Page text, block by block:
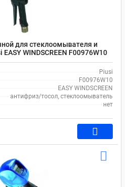
для стеклоомывателя и
WINDSCREEN F00976W10
Piusi
F00976W10
EASY WINDSCREEN
антифриз/тосол, стеклоомыватель
нет